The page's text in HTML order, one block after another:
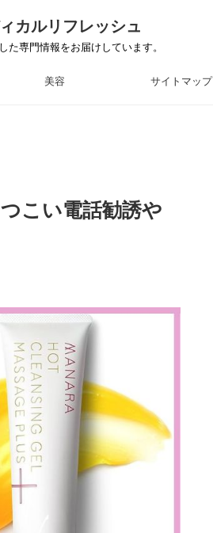
カルリフレッシュ
た専門情報をお届けしています。
美容 サイトマップ
こい電話勧誘や